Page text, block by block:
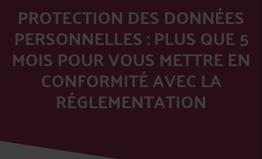
PROTECTION DES DONNÉES
PERSONNELLES : PLUS QUE 5
MOIS POUR VOUS METTRE EN
CONFORMITÉ AVEC LA
RÉGLEMENTATION